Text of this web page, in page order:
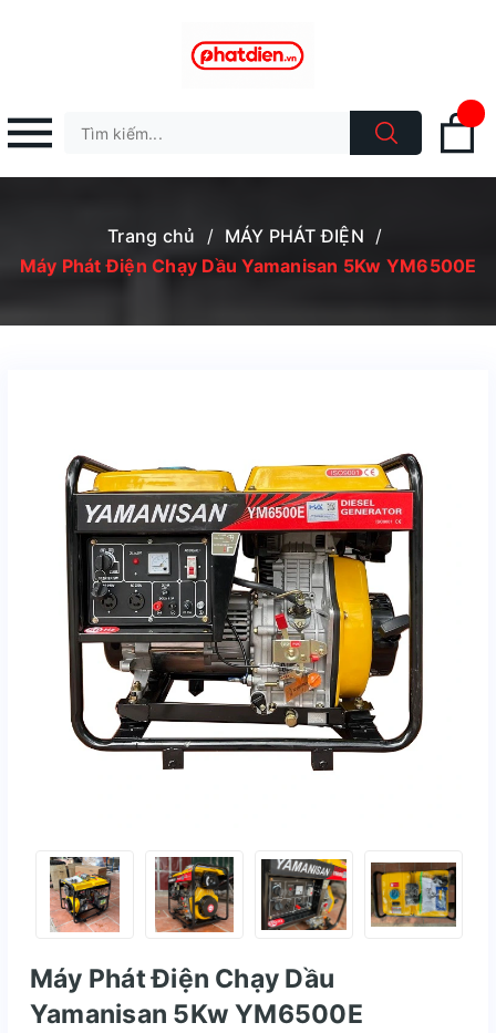
Trang chủ / MÁY PHÁT ĐIỆN /
Máy Phát Điện Chạy Dầu Yamanisan 5Kw YM6500E
Máy Phát Điện Chạy Dầu
Yamanisan 5Kw YM6500E